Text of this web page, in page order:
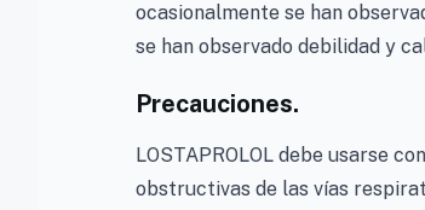
ocasionalmente se han
se han observado debilidad y
Precauciones.
LOSTAPROLOL debe usarse
obstructivas de las vías